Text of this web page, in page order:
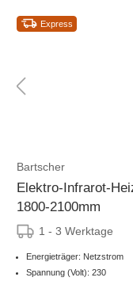
Express
Bartscher
Elektro-Infrarot-
1800-2100mm
1 - 3 Werktage
Energieträger: Netzstrom
Spannung (Volt): 230